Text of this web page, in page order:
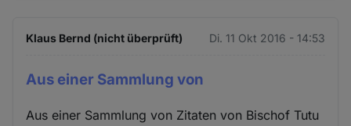
Klaus Bernd (nicht überprüft) Di. 11 Okt 2016 - 14:53
Aus einer Sammlung von
Aus einer Sammlung von Zitaten von Bischof Tutu